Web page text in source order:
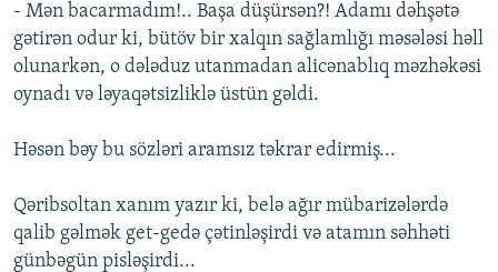
- Mən bacarmadım!.. Başa düşürsən?! Adamı dəhşətə
gətirən odur ki, bütöv bir xalqın sağlamlığı məsələsi həll
olunarkən, o dələduz utanmadan alicənablıq məzhəkəsi
oynadı və ləyaqətsizliklə üstün gəldi.
Həsən bəy bu sözləri aramsız təkrar edirmiş...
Qəribsoltan xanım yazır ki, belə ağır mübarizələrdə
qalib gəlmək get-gedə çətinləşirdi və atamın səhhəti
günbəgün pisləşirdi...